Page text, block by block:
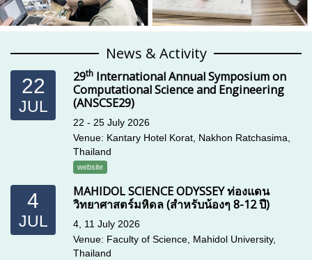
News & Activity
22
JUL
29th International Annual Symposium on
Computational Science and Engineering
(ANSCSE29)
22 - 25 July 2026
Venue: Kantary Hotel Korat, Nakhon Ratchasima,
Thailand
website
4
JUL
MAHIDOL SCIENCE ODYSSEY ท่องแดน
วิทยาศาสตร์มหิดล (สำหรับน้องๆ 8-12 ปี)
4, 11 July 2026
Venue: Faculty of Science, Mahidol University,
Thailand